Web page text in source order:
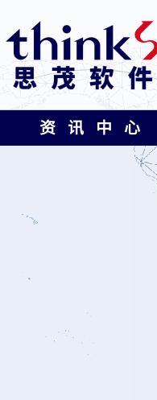
资 讯 中 心